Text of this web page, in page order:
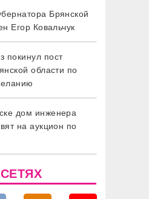
Брянской
Егор Ковальчук
покинул пост
области по
дом инженера
на аукцион по